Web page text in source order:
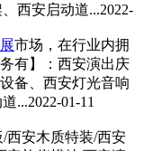
西安启动道...2022-
市场，在行业内拥
有】：西安演出庆
备、西安灯光音响
...2022-01-11
西安木质特装/西安